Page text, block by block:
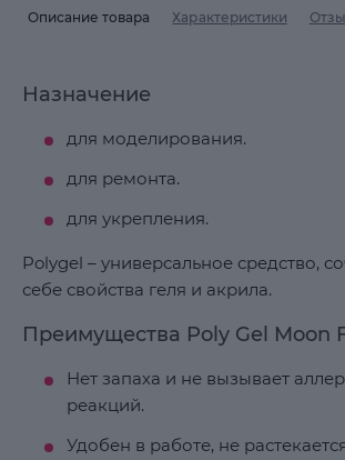
Описание товара Характеристики
Назначение
для моделирования.
для ремонта.
для укрепления.
Polygel – универсальное средство,
себе свойства геля и акрила.
Преимущества Poly Gel Moon
Нет запаха и не вызывает
реакций.
Удобен в работе, не